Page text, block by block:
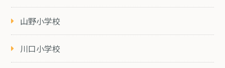
山野小学校
川口小学校